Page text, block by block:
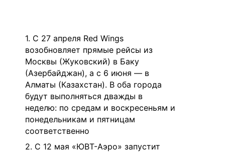
1. С 27 апреля Red Wings
возобновляет прямые рейсы из
Москвы (Жуковский) в Баку
(Азербайджан), а с 6 июня — в
Алматы (Казахстан). В оба города
будут выполняться дважды в
неделю: по средам и воскресеньям и
понедельникам и пятницам
соответственно
2. С 12 мая «ЮВТ-Аэро» запустит